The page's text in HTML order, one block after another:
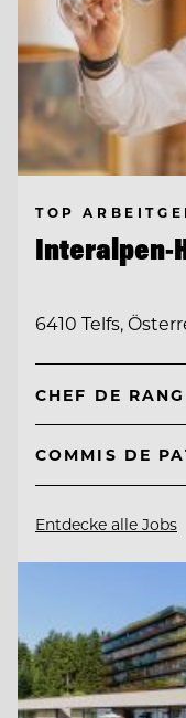
TOP
Interalpen-
6410 Telfs,
CHEF DE
COMMIS DE
Entdecke alle Jobs